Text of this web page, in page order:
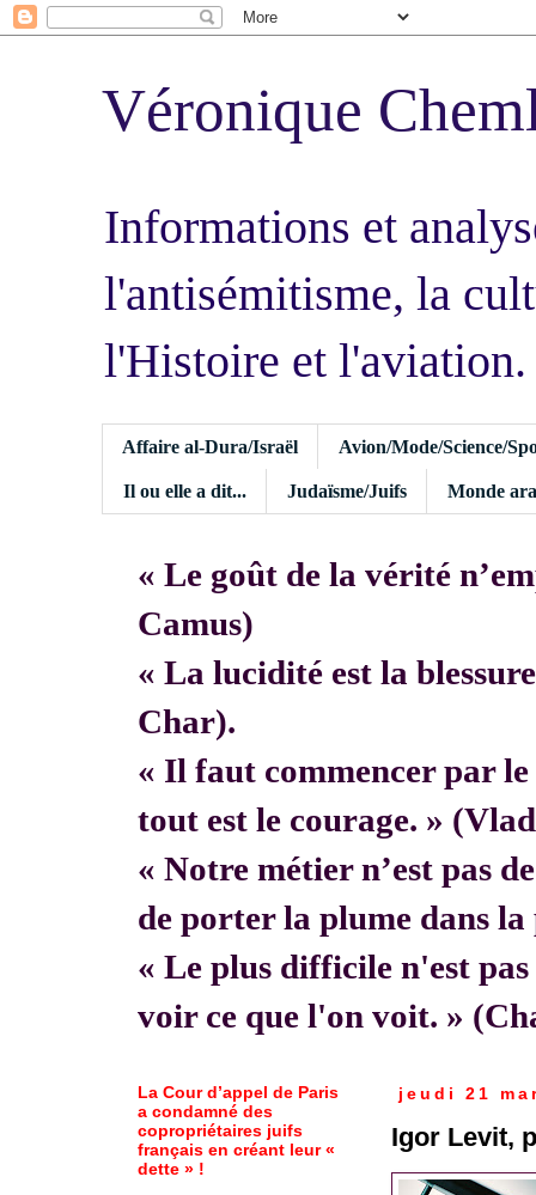
Véronique
Informations et
l'antisémitisme, la
l'Histoire et l'aviation.
Affaire al-Dura/Israël Avion/Mode/Science/
Il ou elle a dit... Judaïsme/Juifs Monde
« Le goût de la vérité
Camus)
« La lucidité est la
Char).
« Il faut commencer par le
tout est le courage. »
« Notre métier n’est pas
de porter la plume dans
« Le plus difficile n'est
voir ce que l'on voit. »
jeudi 21
Igor Levit,
La Cour d’appel de Paris
a condamné des
copropriétaires juifs
français en créant leur «
dette » !